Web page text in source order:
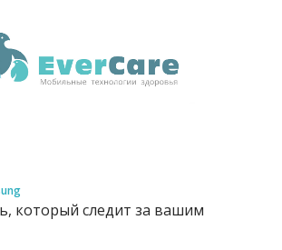
который следит за вашим